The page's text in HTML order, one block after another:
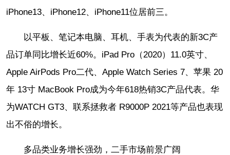
iPhone13、iPhone12、iPhone11位居前三。
以平板、笔记本电脑、耳机、手表为代表的新3C产
品订单同比增长近60%。iPad Pro（2020）11.0英寸、
Apple AirPods Pro二代、Apple Watch Series 7、苹果 20
年 13寸 MacBook Pro成为今年618热销3C产品代表。华
为WATCH GT3、联系拯救者 R9000P 2021等产品也表现
出不俗的增长。
多品类业务增长强劲，二手市场前景广阔